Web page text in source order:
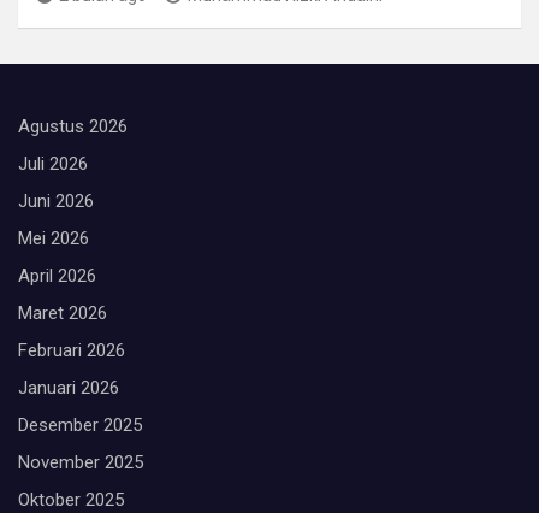
Agustus 2026
Juli 2026
Juni 2026
Mei 2026
April 2026
Maret 2026
Februari 2026
Januari 2026
Desember 2025
November 2025
Oktober 2025